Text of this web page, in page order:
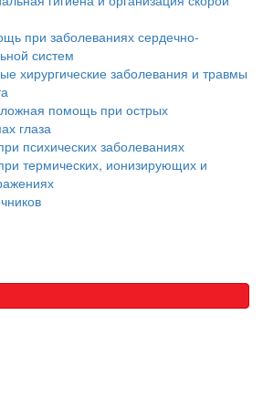
при заболеваниях сердечно-
систем
хирургические заболевания и травмы
помощь при острых
глаза
психических заболеваниях
термических, ионизирующих и